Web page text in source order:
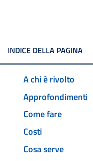
INDICE DELLA PAGINA
A chi è rivolto
Approfondimenti
Come fare
Costi
Cosa serve